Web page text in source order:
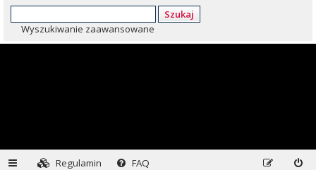
Szukaj
Wyszukiwanie zaawansowane
Regulamin
FAQ